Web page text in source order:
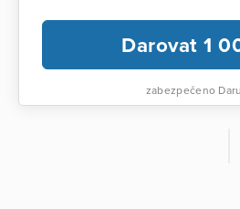
Darovat 1
zabezpečeno